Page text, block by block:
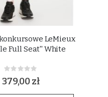
LeMieux
Full Seat'' White
Rating:
0%
379,00 zł